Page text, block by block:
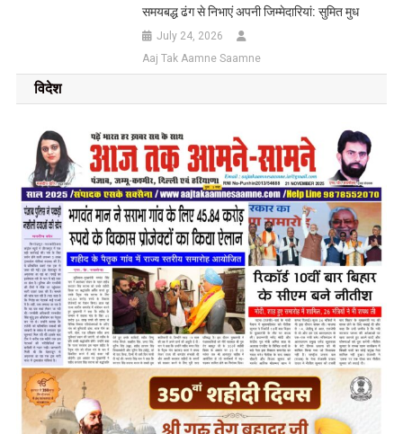
समयबद्ध ढंग से निभाएं अपनी जिम्मेदारियां: सुमित मुध
July 24, 2026
Aaj Tak Aamne Saamne
विदेश